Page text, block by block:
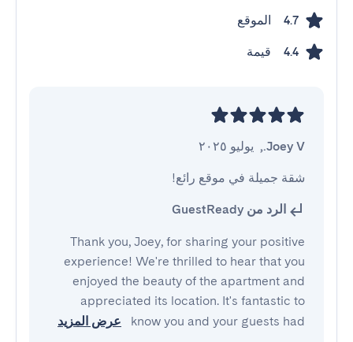
4.7 الموقع
4.4 قيمة
Joey V.
, يوليو ٢٠٢٥
شقة جميلة في موقع رائع!
الرد من GuestReady
Thank you, Joey, for sharing your positive
experience! We're thrilled to hear that you
enjoyed the beauty of the apartment and
appreciated its location. It's fantastic to
know you and your guests had
عرض المزيد